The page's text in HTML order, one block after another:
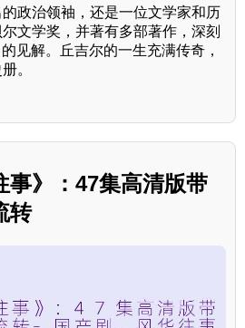
政治领袖，还是一位文学家和历
文学奖，并著有多部著作，深刻
见解。丘吉尔的一生充满传奇，
。
事》：47集高清版带
转